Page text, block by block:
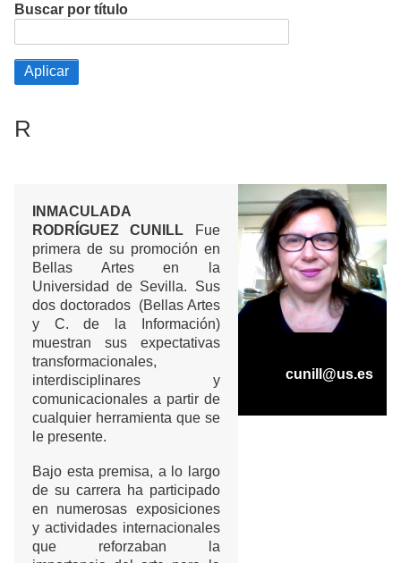
Buscar por título
R
INMACULADA
RODRÍGUEZ CUNILL
Fue
primera de su promoción en
Bellas Artes en la
Universidad de Sevilla. Sus
dos doctorados (Bellas Artes
y C. de la Información)
muestran sus expectativas
transformacionales,
interdisciplinares y
comunicacionales a partir de
cualquier herramienta que se
le presente.
Bajo esta premisa, a lo largo
de su carrera ha participado
en numerosas exposiciones
y actividades internacionales
que reforzaban la
cunill@us.es